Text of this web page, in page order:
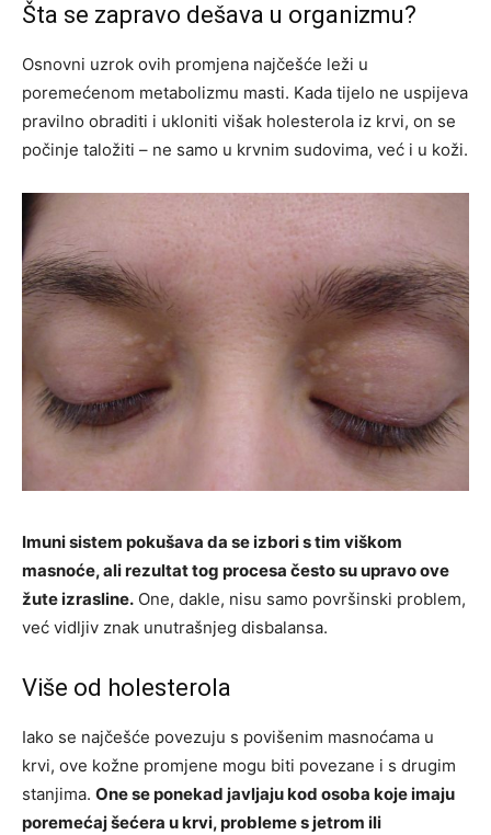
Šta se zapravo dešava u organizmu?
Osnovni uzrok ovih promjena najčešće leži u
poremećenom metabolizmu masti. Kada tijelo ne uspijeva
pravilno obraditi i ukloniti višak holesterola iz krvi, on se
počinje taložiti – ne samo u krvnim sudovima, već i u koži.
Imuni sistem pokušava da se izbori s tim viškom
masnoće, ali rezultat tog procesa često su upravo ove
žute izrasline. One, dakle, nisu samo površinski problem,
već vidljiv znak unutrašnjeg disbalansa.
Više od holesterola
Iako se najčešće povezuju s povišenim masnoćama u
krvi, ove kožne promjene mogu biti povezane i s drugim
stanjima. One se ponekad javljaju kod osoba koje imaju
poremećaj šećera u krvi, probleme s jetrom ili